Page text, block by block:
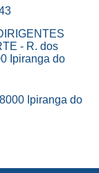
- R. dos
Ipiranga do
Ipiranga do